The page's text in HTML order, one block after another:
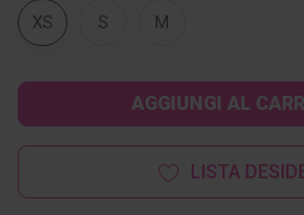
XS S M
attuale:
LISTA